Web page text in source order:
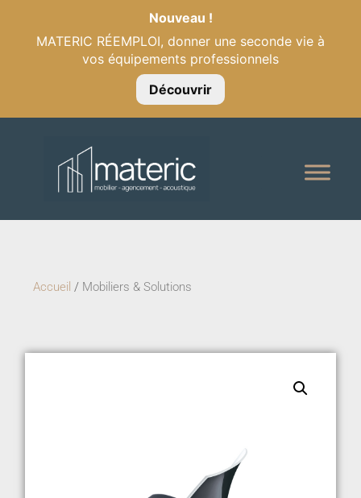
Nouveau !
MATERIC RÉEMPLOI, donner une seconde vie à
vos équipements professionnels
Découvrir
Accueil / Mobiliers & Solutions